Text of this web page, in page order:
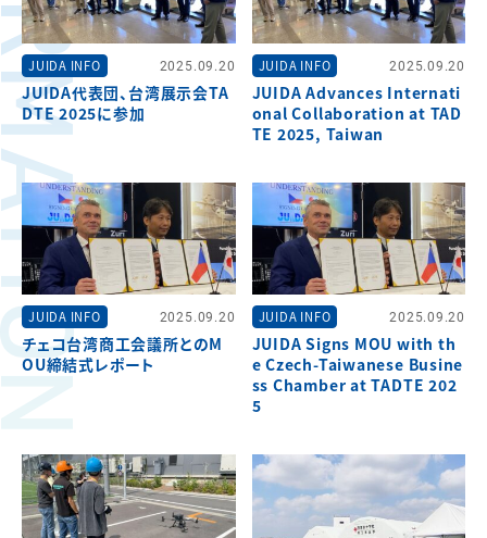
JUIDA INFO 2025.09.20
JUIDA代表団、台湾展示会TA
DTE 2025に参加
JUIDA INFO 2025.09.20
JUIDA Advances Internati
onal Collaboration at TAD
TE 2025, Taiwan
JUIDA INFO 2025.09.20
チェコ台湾商工会議所とのM
OU締結式レポート
JUIDA INFO 2025.09.20
JUIDA Signs MOU with th
e Czech-Taiwanese Busine
ss Chamber at TADTE 202
5